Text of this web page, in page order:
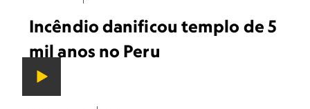
Incêndio danificou templo de 5
mil anos no Peru